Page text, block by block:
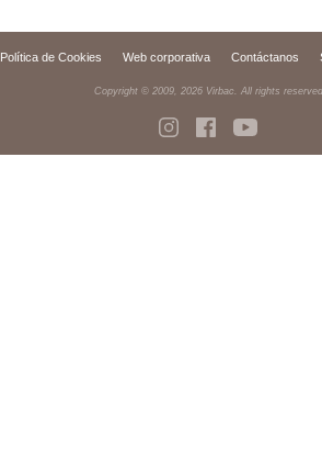
Política de Cookies Web corporativa Contáctanos
Copyright © 2009, 2026Virbac. All rights reserved